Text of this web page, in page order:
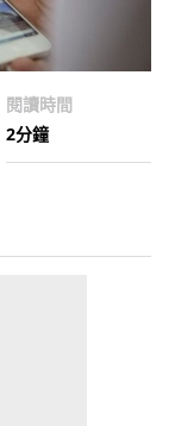
閱讀時間
2分鐘